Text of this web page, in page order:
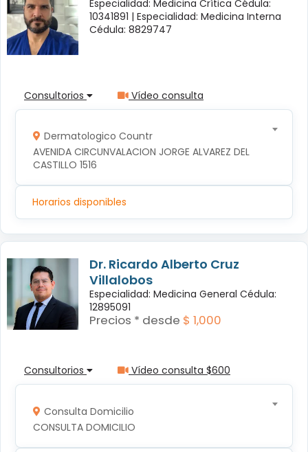
Especialidad: Medicina Crítica Cédula:
10341891 | Especialidad: Medicina Interna
Cédula: 8829747
Consultorios Vídeo consulta
Dermatologico Countr
AVENIDA CIRCUNVALACION JORGE ALVAREZ DEL
CASTILLO 1516
Horarios disponibles
Dr. Ricardo Alberto Cruz
Villalobos
Especialidad: Medicina General Cédula:
12895091
Precios * desde $ 1,000
Consultorios Vídeo consulta $600
Consulta Domicilio
CONSULTA DOMICILIO